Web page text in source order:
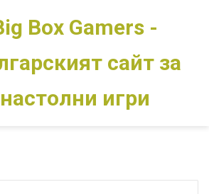
Box Gamers -
сайт за
настолни игри